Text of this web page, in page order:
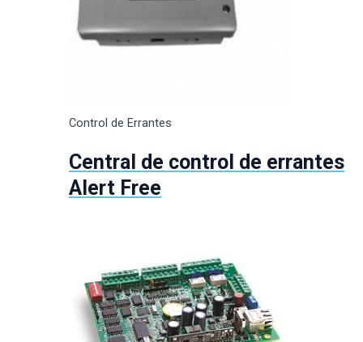
Control de Errantes
Central de control de errantes
Alert Free